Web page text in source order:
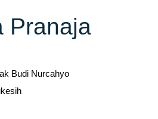
Pranaja
Budi Nurcahyo